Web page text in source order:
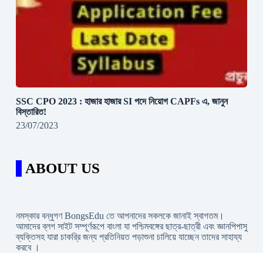
SSC CPO 2023 : হাজার হাজার SI পদে নিয়োগ CAPFs এ, জানুন
বিস্তারিত!
23/07/2023
ABOUT US
নমস্কার বন্ধুগণ BongsEdu তে আপনাদের সকলকে জানাই স্বাগতম।
আমাদের ব্লগ সাইট সম্পূর্ণরূপে বাংলা যা পশ্চিমবঙ্গের ছাত্র-ছাত্রী এবং জ্ঞানপিপাসু
ব্যক্তিসহ যারা চাকরি্র জন্য প্রতিনিয়ত পড়াশুনা চালিয়ে যাচ্ছেন তাদের সাহায্য
করবে ।